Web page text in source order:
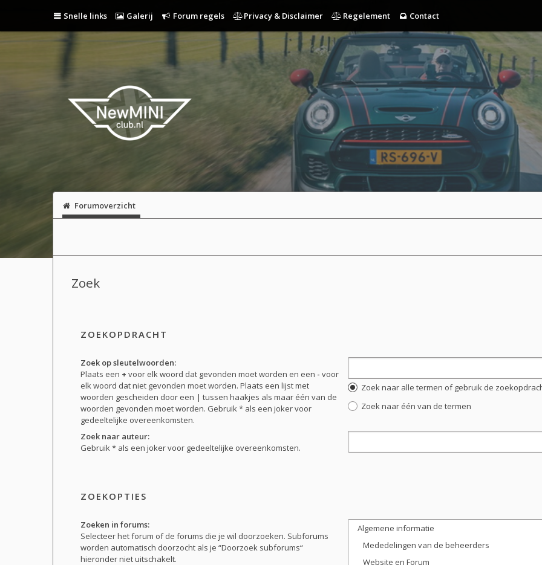
Snelle links Galerij Forum regels Privacy & Disclaimer Regelement Contact
Forumoverzicht
Zoek
ZOEKOPDRACHT
Zoek op sleutelwoorden:
Plaats een + voor elk woord dat gevonden moet worden en een - voor
elk woord dat niet gevonden moet worden. Plaats een lijst met
woorden gescheiden door een | tussen haakjes als maar één van de
woorden gevonden moet worden. Gebruik * als een joker voor
gedeeltelijke overeenkomsten.
Zoek naar alle termen of gebruik de
Zoek naar één van de termen
Zoek naar auteur:
Gebruik * als een joker voor gedeeltelijke overeenkomsten.
ZOEKOPTIES
Zoeken in forums:
Selecteer het forum of de forums die je wil doorzoeken. Subforums
worden automatisch doorzocht als je “Doorzoek subforums“
hieronder niet uitschakelt.